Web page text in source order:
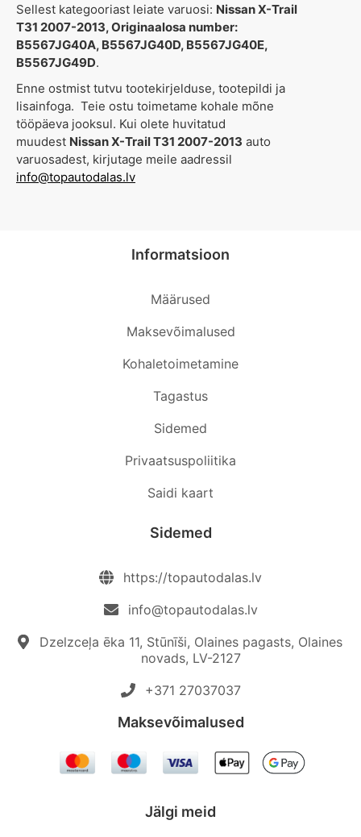
Sellest kategooriast leiate varuosi: Nissan X-Trail
T31 2007-2013, Originaalosa number:
B5567JG40A, B5567JG40D, B5567JG40E,
B5567JG49D.
Enne ostmist tutvu tootekirjelduse, tootepildi ja
lisainfoga. Teie ostu toimetame kohale mõne
tööpäeva jooksul. Kui olete huvitatud
muudest Nissan X-Trail T31 2007-2013 auto
varuosadest, kirjutage meile aadressil
info@topautodalas.lv
Informatsioon
Määrused
Maksevõimalused
Kohaletoimetamine
Tagastus
Sidemed
Privaatsuspoliitika
Saidi kaart
Sidemed
https://topautodalas.lv
info@topautodalas.lv
Dzelzceļa ēka 11, Stūnīši, Olaines pagasts, Olaines
novads, LV-2127
+371 27037037‬
Maksevõimalused
Jälgi meid